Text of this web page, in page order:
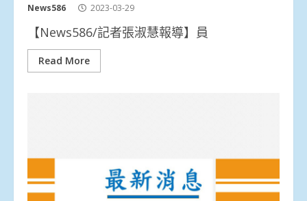
News586 2023-03-29
【News586/記者張淑慧報導】員
Read More